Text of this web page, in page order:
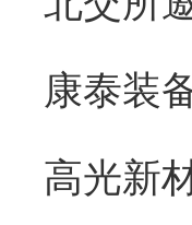
康泰装